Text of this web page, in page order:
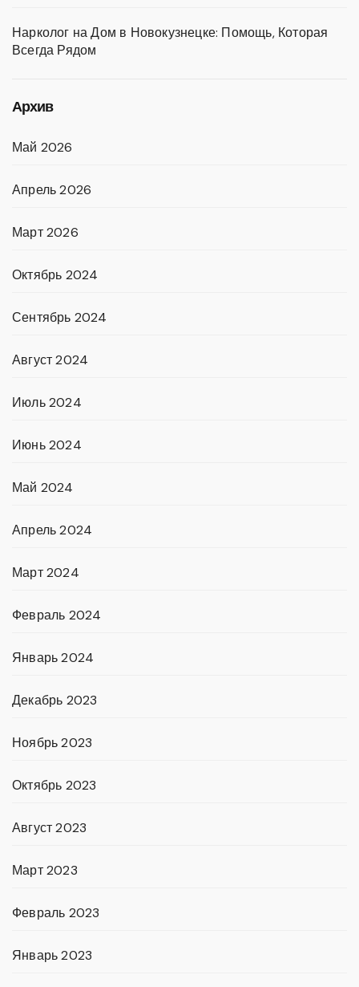
Нарколог на Дом в Новокузнецке: Помощь, Которая
Всегда Рядом
Архив
Май 2026
Апрель 2026
Март 2026
Октябрь 2024
Сентябрь 2024
Август 2024
Июль 2024
Июнь 2024
Май 2024
Апрель 2024
Март 2024
Февраль 2024
Январь 2024
Декабрь 2023
Ноябрь 2023
Октябрь 2023
Август 2023
Март 2023
Февраль 2023
Январь 2023